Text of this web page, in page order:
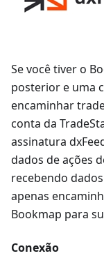
Se você tiver o
posterior e uma
encaminhar
conta da
assinatura
dados de ações
recebendo
apenas
Bookmap para
Conexão